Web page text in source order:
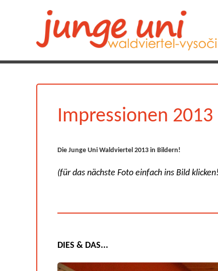
Impressionen 2013
Die Junge Uni Waldviertel 2013 in Bildern!
(für das nächste Foto einfach ins Bild
DIES & DAS...